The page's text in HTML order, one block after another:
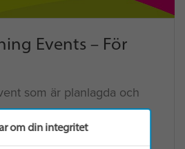
Events – För
som är planlagda och
om din integritet